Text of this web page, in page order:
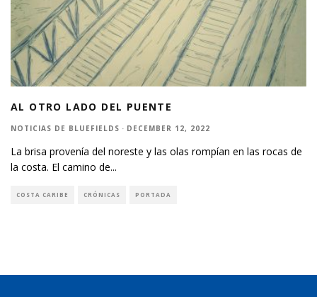
AL OTRO LADO DEL PUENTE
NOTICIAS DE BLUEFIELDS · DECEMBER 12, 2022
La brisa provenía del noreste y las olas rompían en las rocas de
la costa. El camino de...
COSTA CARIBE CRÓNICAS PORTADA